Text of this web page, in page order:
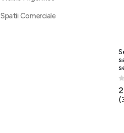
0
(
Spatii Comerciale